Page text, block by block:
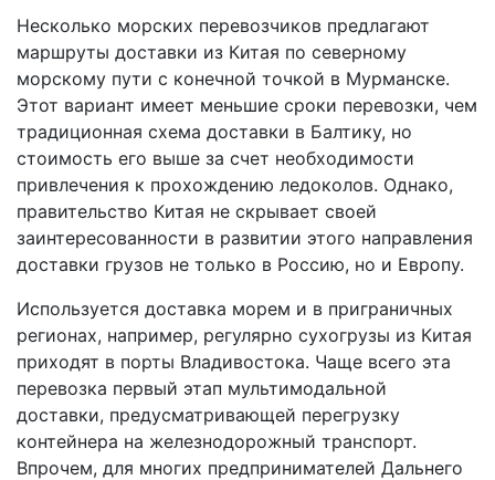
Несколько морских перевозчиков предлагают
маршруты доставки из Китая по северному
морскому пути с конечной точкой в Мурманске.
Этот вариант имеет меньшие сроки перевозки, чем
традиционная схема доставки в Балтику, но
стоимость его выше за счет необходимости
привлечения к прохождению ледоколов. Однако,
правительство Китая не скрывает своей
заинтересованности в развитии этого направления
доставки грузов не только в Россию, но и Европу.
Используется доставка морем и в приграничных
регионах, например, регулярно сухогрузы из Китая
приходят в порты Владивостока. Чаще всего эта
перевозка первый этап мультимодальной
доставки, предусматривающей перегрузку
контейнера на железнодорожный транспорт.
Впрочем, для многих предпринимателей Дальнего